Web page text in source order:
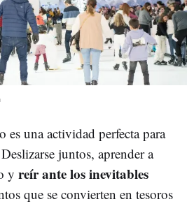
es una actividad perfecta para
juntos, aprender a
y reír ante los inevitables
que se convierten en tesoros